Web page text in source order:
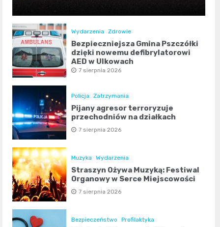
Wydarzenia Zdrowie
Bezpieczniejsza Gmina Pszczółki
dzięki nowemu defibrylatorowi
AED w Ulkowach
7 sierpnia 2026
Policja Zatrzymania
Pijany agresor terroryzuje
przechodniów na działkach
7 sierpnia 2026
Muzyka Wydarzenia
Straszyn Ożywa Muzyką: Festiwal
Organowy w Serce Miejscowości
7 sierpnia 2026
Bezpieczeństwo Profilaktyka